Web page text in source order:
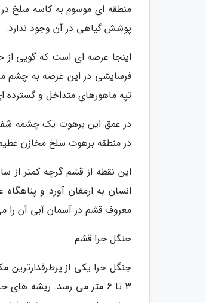
پوشش گیاهی در آن وجود ندارد.
اینجا عرصه ای است که گویی
فرسایشی در این عرصه به چشم
تپه ماهورهای متداخل و گسترده
در عمق این برهوت یک چشمه
در منطقه برهوت سلخ مخازن
این نقطه از قشم گرچه کمتر از
انسان به ارمغان آورد و
معروف قشم در آسمان آبی آن را
جنگل حرا قشم
جنگل حرا یکی از
3 تا 6 متر می رسد. ریشه